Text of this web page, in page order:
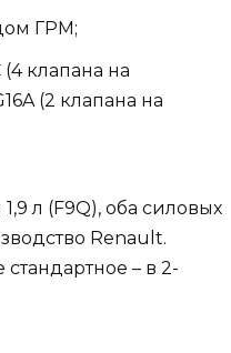
ГРМ;
клапана на
(2 клапана на
л (F9Q), оба силовых
Renault.
– в 2-